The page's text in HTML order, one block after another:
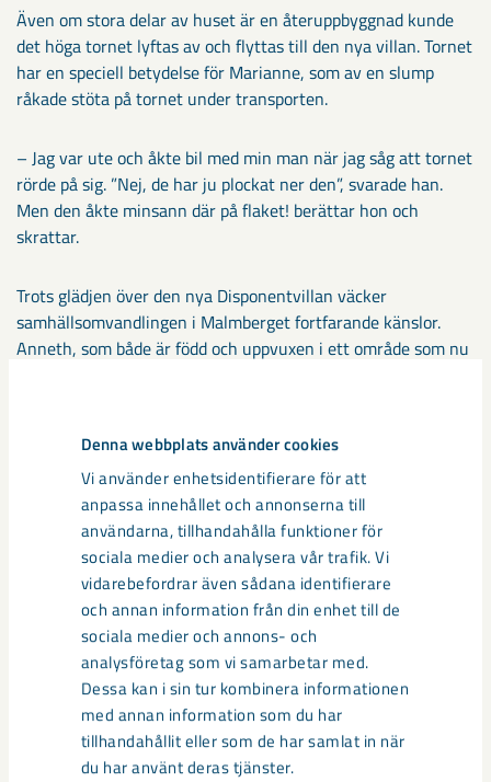
Denna webbplats använder cookies
Vi använder enhetsidentifierare för att
anpassa innehållet och annonserna till
användarna, tillhandahålla funktioner för
sociala medier och analysera vår trafik. Vi
vidarebefordrar även sådana identifierare
och annan information från din enhet till de
sociala medier och annons- och
analysföretag som vi samarbetar med.
Dessa kan i sin tur kombinera informationen
med annan information som du har
tillhandahållit eller som de har samlat in när
du har använt deras tjänster.
Även om stora delar av huset är en återuppbyggnad kunde
det höga tornet lyftas av och flyttas till den nya villan. Tornet
har en speciell betydelse för Marianne, som av en slump
råkade stöta på tornet under transporten.
– Jag var ute och åkte bil med min man när jag såg att tornet
rörde på sig. ”Nej, de har ju plockat ner den”, svarade han.
Men den åkte minsann där på flaket! berättar hon och
skrattar.
Trots glädjen över den nya Disponentvillan väcker
samhällsomvandlingen i Malmberget fortfarande känslor.
Anneth, som både är född och uppvuxen i ett område som nu
– Där ju känslosamt att det försvinner. Men samtidigt förstår
man ju varför och det blir ju fint. Resten får man bevara som
minnen, säger hon.